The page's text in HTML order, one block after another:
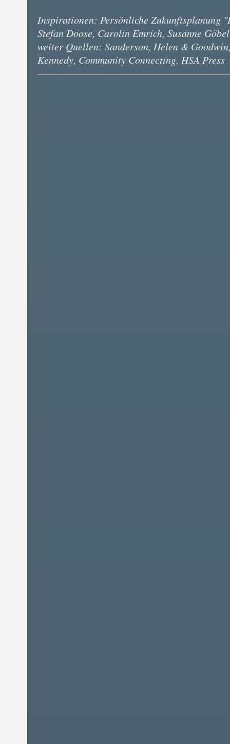
Inspirationen: Persönliche Zukunftsplanung
Stefan Doose, Carolin Emrich, Susanne Göbel
weiter Quellen: Sanderson, Helen &
Kennedy, Community Connecting, HSA Press